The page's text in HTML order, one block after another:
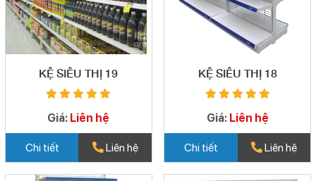
KỆ SIÊU THỊ 19
Giá: Liên hệ
Chi tiết Liên hệ
KỆ SIÊU THỊ 18
Giá: Liên hệ
Chi tiết Liên hệ